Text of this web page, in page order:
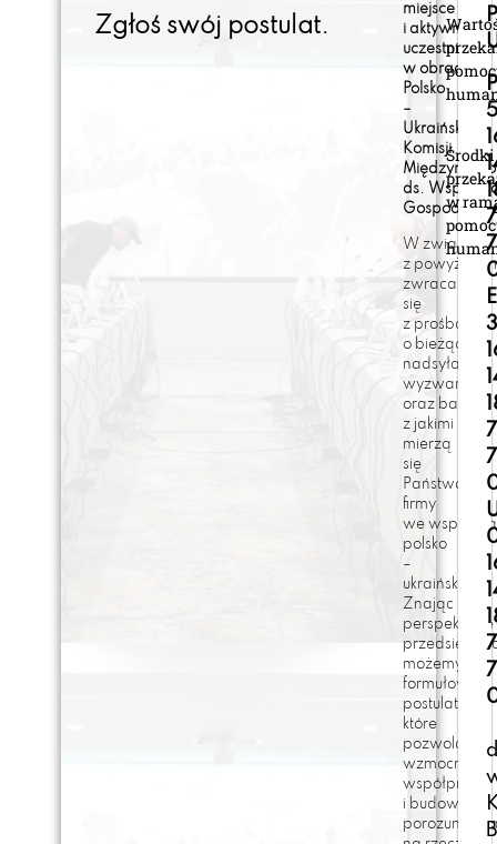
Zgłoś swój postulat.
miejsce
i aktywnie
uczestniczy
w obradach
Polsko
–
Ukraińskiej
Komisji
ds.
W związku
z powyższym
zwracamy
się
z prośbą
o bieżące
nadsyłanie
wyzwań
oraz barier,
z jakimi
mierzą
się
Państwa
firmy
we
polsko
–
ukraińskiej.
Znając
perspektywę
możemy
formułować
postulaty,
które
pozwolą
wzmocnić
współpracę
i budować
Środki
w